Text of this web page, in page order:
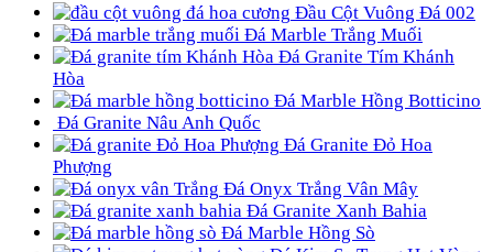
Đầu Cột Vuông Đá 002
Đá Marble Trắng Muối
Đá Granite Tím Khánh
Hòa
Đá Marble Hồng Botticino
Đá Granite Nâu Anh Quốc
Đá Granite Đỏ Hoa
Phượng
Đá Onyx Trắng Vân Mây
Đá Granite Xanh Bahia
Đá Marble Hồng Sò